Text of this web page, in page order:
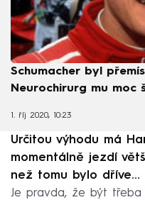
Schumacher byl
Neurochirurg mu moc
1. říj 2020, 10:23
Určitou výhodu má
momentálně jezdí
než tomu bylo dříve…
Je pravda, že být